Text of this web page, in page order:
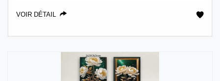
VOIR DÉTAIL